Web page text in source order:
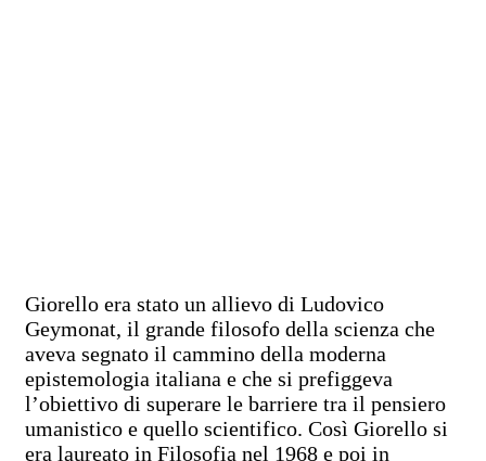
Giorello era stato un allievo di Ludovico
Geymonat, il grande filosofo della scienza che
aveva segnato il cammino della moderna
epistemologia italiana e che si prefiggeva
l’obiettivo di superare le barriere tra il pensiero
umanistico e quello scientifico. Così Giorello si
era laureato in Filosofia nel 1968 e poi in